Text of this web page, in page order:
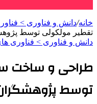
خانه/دانش و فناوری >
تقطیر مولکولی توسط
دانش و فناوری > فناوری
طراحی و ساخت
توسط